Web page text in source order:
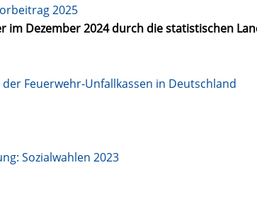
2025
im Dezember 2024 durch die statistischen
Feuerwehr-Unfallkassen in Deutschland
Sozialwahlen 2023